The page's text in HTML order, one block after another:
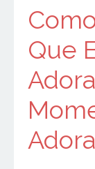
Que